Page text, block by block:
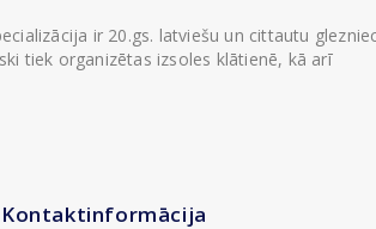
ir 20.gs. latviešu un cittautu
tiek organizētas izsoles klātienē, kā arī
Kontaktinformācija